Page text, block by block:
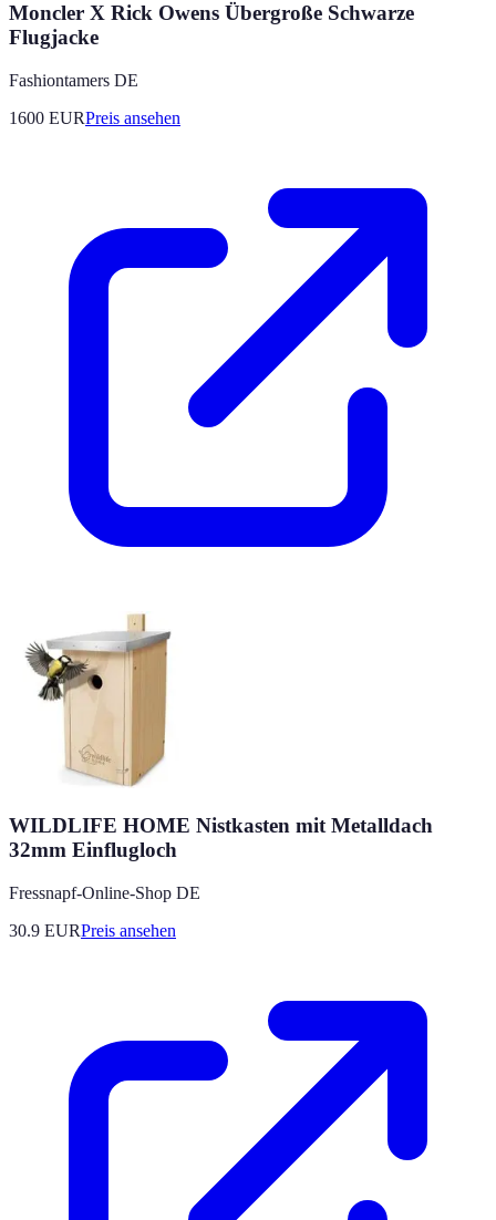
Moncler X Rick Owens Übergroße Schwarze
Flugjacke
Fashiontamers DE
1600 EURPreis ansehen
WILDLIFE HOME Nistkasten mit Metalldach
32mm Einflugloch
Fressnapf-Online-Shop DE
30.9 EURPreis ansehen